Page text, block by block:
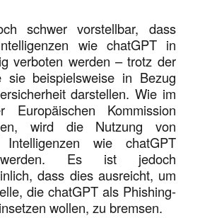
schwer vorstellbar, dass
wie chatGPT in
verboten werden – trotz der
sie beispielsweise in Bezug
darstellen. Wie im
Europäischen Kommission
wird die Nutzung von
Intelligenzen wie chatGPT
Es ist jedoch
dass dies ausreicht, um
die chatGPT als Phishing-
wollen, zu bremsen.